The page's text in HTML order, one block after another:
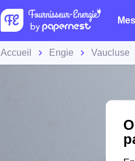
Accueil Engie Vaucluse